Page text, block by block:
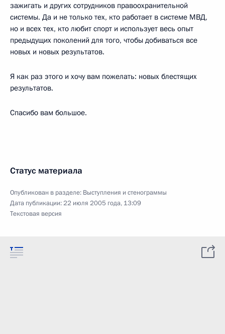
зажигать и других сотрудников правоохранительной
системы. Да и не только тех, кто работает в системе МВД,
но и всех тех, кто любит спорт и использует весь опыт
предыдущих поколений для того, чтобы добиваться все
новых и новых результатов.
Я как раз этого и хочу вам пожелать: новых блестящих
результатов.
Спасибо вам большое.
Статус материала
Опубликован в разделе: Выступления и стенограммы
Дата публикации:22 июля 2005 года, 13:09
Текстовая версия